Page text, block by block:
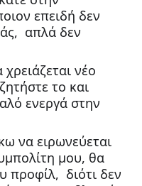
επειδή δεν
απλά δεν
νέο
το και
ενεργά στην
μου, θα
προφίλ,  διότι δεν